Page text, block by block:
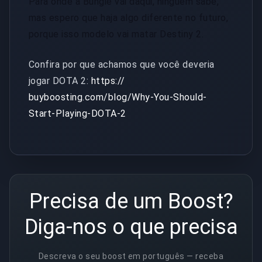
Confira por que achamos que você deveria
jogar DOTA 2: https://
buyboosting.com/blog/Why-You-Should-
Start-Playing-DOTA-2
Precisa de um Boost?
Diga-nos o que precisa
Descreva o seu boost em português — receba